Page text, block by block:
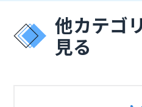
ロジェクト・部署ごとの付
ており、単なる勤怠集計を
化」と「経営判断に活かせる
れる可能性があります。
他カテゴ
見る